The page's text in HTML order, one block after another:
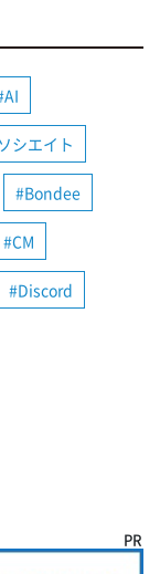
AI
シエイト
Bondee
CM
Discord
PR